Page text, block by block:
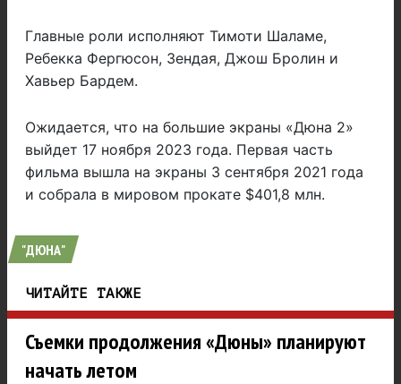
Главные роли исполняют Тимоти Шаламе,
Ребекка Фергюсон, Зендая, Джош Бролин и
Хавьер Бардем.
Ожидается, что на большие экраны «Дюна 2»
выйдет 17 ноября 2023 года. Первая часть
фильма вышла на экраны 3 сентября 2021 года
и собрала в мировом прокате $401,8 млн.
"ДЮНА"
ЧИТАЙТЕ ТАКЖЕ
Съемки продолжения «Дюны» планируют
начать летом